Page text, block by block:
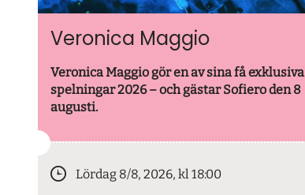
Veronica Maggio
Veronica Maggio gör en av sina få exklusiva
spelningar 2026 – och gästar Sofiero den 8
augusti.
Lördag 8/8, 2026, kl 18:00